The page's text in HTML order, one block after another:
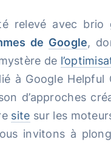
relevé avec brio
de Google,
de
à Google
d’approches
site sur les
invitons à